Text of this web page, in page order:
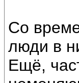
Со
люди в
Ещё,